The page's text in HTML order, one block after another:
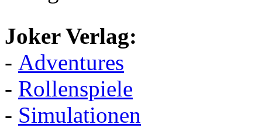
Joker Verlag:
- Adventures
- Rollenspiele
- Simulationen